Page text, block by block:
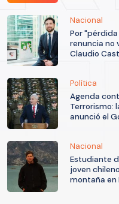
Nacional
Por
renuncia no
Claudio
Política
Agenda
Terrorismo:
anunció el
Nacional
Estudiante
joven
montaña en